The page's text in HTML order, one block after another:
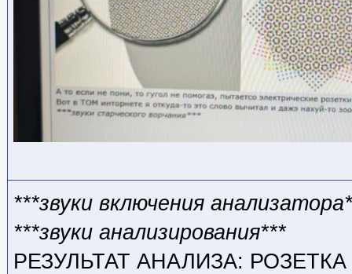
***звуки включения
***звуки анализирования***
РЕЗУЛЬТАТ АНАЛИЗА: